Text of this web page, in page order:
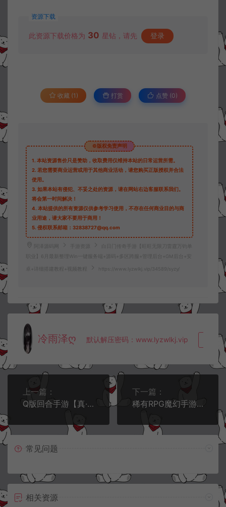
资源下载
此资源下载价格为 30 星钻，请先 登录
收藏 (1) 打赏 点赞 (0)
©版权免责声明
1. 本站资源售价只是赞助，收取费用仅维持本站的日常运营所需。
2. 若您需要商业运营或用于其他商业活动，请您购买正版授权并合法
使用。
3. 如果本站有侵犯、不妥之处的资源，请在网站右边客服联系我们。
将会第一时间解决！
4. 本站提供的所有资源仅供参考学习使用，不存在任何商业目的与商
业用途，请大家不要用于商用！
5. 侵权联系邮箱：32838727@qq.com
阿泽源码网 手游资源
白日门传奇手游【旺旺无限刀雷霆万钧单
职业】6月最新整理Win一键服务端+源码+多区跨服+管理后台+GM后台+安
卓+详细搭建教程+视频教程 https://www.lyzwlkj.vip/34589/syzy/
冷雨泽ღ 默认解压密码：www.lyzwlkj.vip 复
上一篇：
Q版回合手游【真·最强魔力宝贝完整版】6月最新整理Win一键服务端+多功能GM授权后台+安卓苹果双端+详细搭建教程+视频教程
下一篇：
稀有RPG魔幻手游【魔域觉醒之幻兽归来神界元素跨服完整版】6月最新整理Linux手工服务端+代理后台+GM授权后台+安卓苹果双端+详细搭建教程+视频教程
常见问题
相关资源